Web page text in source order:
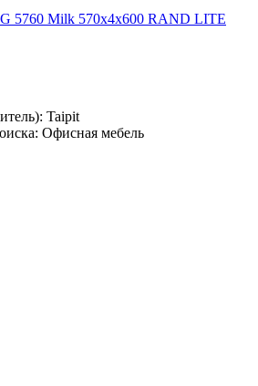
5760 Milk 570х4х600 RAND LITE
Taipit
Офисная мебель